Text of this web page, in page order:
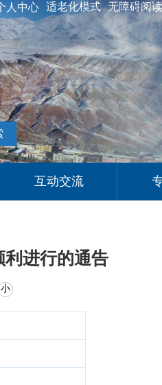
无障碍阅读
适老化模式
人中心
互动交流
进行的通告
小